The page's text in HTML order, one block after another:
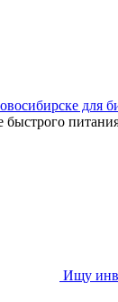
для
быстрого
Ищу